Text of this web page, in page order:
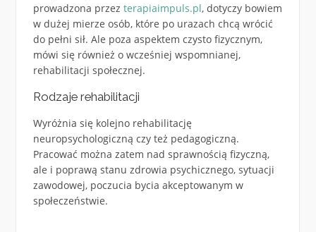
prowadzona przez terapiaimpuls.pl, dotyczy bowiem
w dużej mierze osób, które po urazach chcą wrócić
do pełni sił. Ale poza aspektem czysto fizycznym,
mówi się również o wcześniej wspomnianej,
rehabilitacji społecznej.
Rodzaje rehabilitacji
Wyróżnia się kolejno rehabilitację
neuropsychologiczną czy też pedagogiczną.
Pracować można zatem nad sprawnością fizyczną,
ale i poprawą stanu zdrowia psychicznego, sytuacji
zawodowej, poczucia bycia akceptowanym w
społeczeństwie.